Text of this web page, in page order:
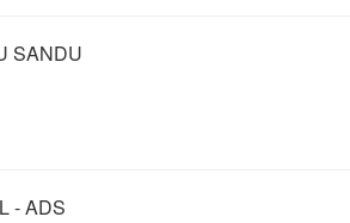
SANDU
- ADS